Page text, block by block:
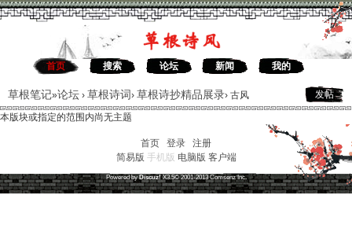
首页 搜索 论坛 新闻 我的
草根笔记»论坛 › 草根诗词› 草根诗抄精品展录› 古风 发帖
本版块或指定的范围内尚无主题
首页 登录
注册
简易版 手机版 电脑版 客户端
Powered byDiscuz! X3.5© 2001-2013ComsenzInc.